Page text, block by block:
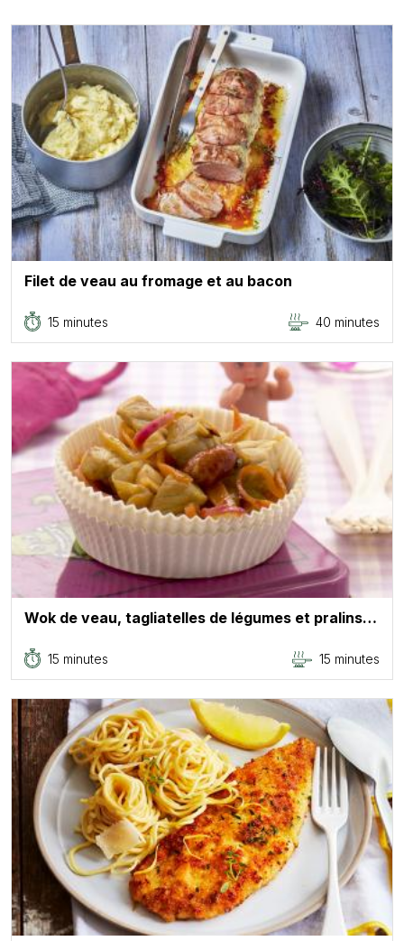
Filet de veau au fromage et au bacon
15 minutes 40 minutes
Wok de veau, tagliatelles de légumes et pralins…
15 minutes 15 minutes